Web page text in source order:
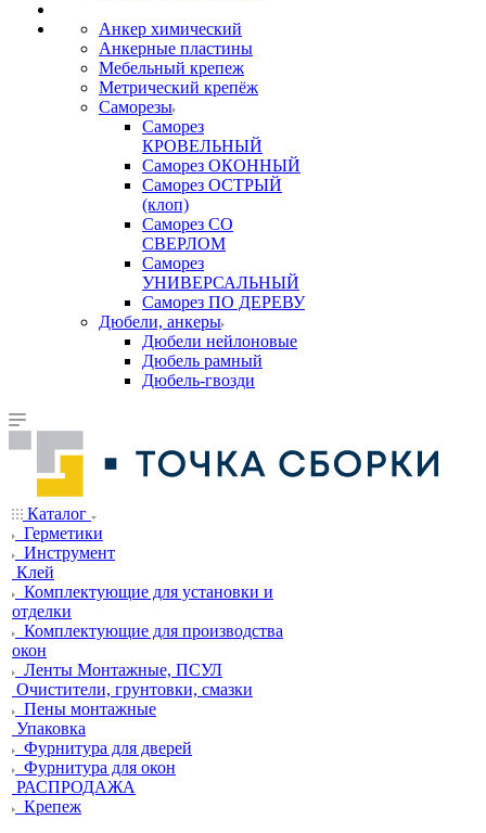
Анкер химический
Анкерные пластины
Мебельный крепеж
Метрический крепёж
Саморезы
Саморез
КРОВЕЛЬНЫЙ
Саморез ОКОННЫЙ
Саморез ОСТРЫЙ
(клоп)
Саморез СО
СВЕРЛОМ
Саморез
УНИВЕРСАЛЬНЫЙ
Саморез ПО ДЕРЕВУ
Дюбели, анкеры
Дюбели нейлоновые
Дюбель рамный
Дюбель-гвозди
Каталог
Герметики
Инструмент
Клей
Комплектующие для установки и
отделки
Комплектующие для производства
окон
Ленты Монтажные, ПСУЛ
Очистители, грунтовки, смазки
Пены монтажные
Упаковка
Фурнитура для дверей
Фурнитура для окон
РАСПРОДАЖА
Крепеж